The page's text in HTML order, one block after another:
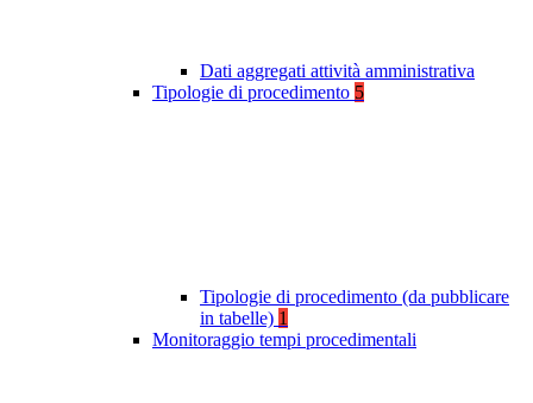
Dati aggregati attività amministrativa
Tipologie di procedimento 5
Tipologie di procedimento (da pubblicare
in tabelle) 1
Monitoraggio tempi procedimentali